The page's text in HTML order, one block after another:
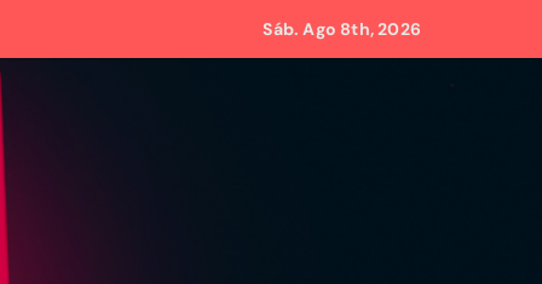
Sáb. Ago 8th, 2026